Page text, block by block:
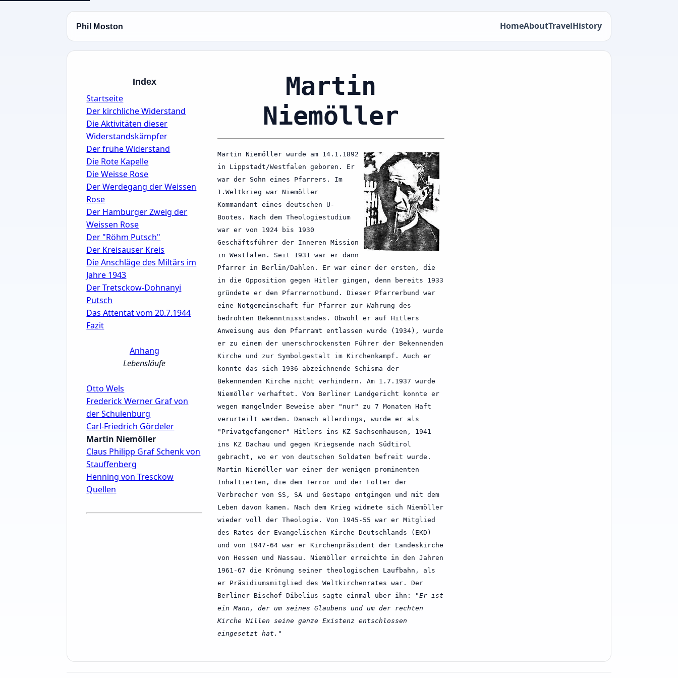
Phil Moston HomeAboutTravelHistory
Index
Startseite
Der kirchliche Widerstand
Die Aktivitäten dieser
Widerstandskämpfer
Der frühe Widerstand
Die Rote Kapelle
Die Weisse Rose
Der Werdegang der Weissen
Rose
Der Hamburger Zweig der
Weissen Rose
Der "Röhm Putsch"
Der Kreisauser Kreis
Die Anschläge des Miltärs im
Jahre 1943
Der Tretsckow-Dohnanyi
Putsch
Das Attentat vom 20.7.1944
Fazit
Anhang
Lebensläufe
Otto Wels
Frederick Werner Graf von
der Schulenburg
Carl-Friedrich Gördeler
Martin Niemöller
Claus Philipp Graf Schenk von
Stauffenberg
Henning von Tresckow
Quellen
Martin
Niemöller
Martin Niemöller wurde am 14.1.1892
in Lippstadt/Westfalen geboren. Er
war der Sohn eines Pfarrers. Im
1.Weltkrieg war Niemöller
Kommandant eines deutschen U-
Bootes. Nach dem Theologiestudium
war er von 1924 bis 1930
Geschäftsführer der Inneren Mission
in Westfalen. Seit 1931 war er dann
Pfarrer in Berlin/Dahlen. Er war einer der ersten, die
in die Opposition gegen Hitler gingen, denn bereits 1933
gründete er den Pfarrernotbund. Dieser Pfarrerbund war
eine Notgemeinschaft für Pfarrer zur Wahrung des
bedrohten Bekenntnisstandes. Obwohl er auf Hitlers
Anweisung aus dem Pfarramt entlassen wurde (1934), wurde
er zu einem der unerschrockensten Führer der Bekennenden
Kirche und zur Symbolgestalt im Kirchenkampf. Auch er
konnte das sich 1936 abzeichnende Schisma der
Bekennenden Kirche nicht verhindern. Am 1.7.1937 wurde
Niemöller verhaftet. Vom Berliner Landgericht konnte er
wegen mangelnder Beweise aber "nur" zu 7 Monaten Haft
verurteilt werden. Danach allerdings, wurde er als
"Privatgefangener" Hitlers ins KZ Sachsenhausen, 1941
ins KZ Dachau und gegen Kriegsende nach Südtirol
gebracht, wo er von deutschen Soldaten befreit wurde.
Martin Niemöller war einer der wenigen prominenten
Inhaftierten, die dem Terror und der Folter der
Verbrecher von SS, SA und Gestapo entgingen und mit dem
Leben davon kamen. Nach dem Krieg widmete sich Niemöller
wieder voll der Theologie. Von 1945-55 war er Mitglied
des Rates der Evangelischen Kirche Deutschlands (EKD)
und von 1947-64 war er Kirchenpräsident der Landeskirche
von Hessen und Nassau. Niemöller erreichte in den Jahren
1961-67 die Krönung seiner theologischen Laufbahn, als
er Präsidiumsmitglied des Weltkirchenrates war. Der
Berliner Bischof Dibelius sagte einmal über ihn:
"Er ist
ein Mann, der um seines Glaubens und um der rechten
Kirche Willen seine ganze Existenz entschlossen
eingesetzt hat."